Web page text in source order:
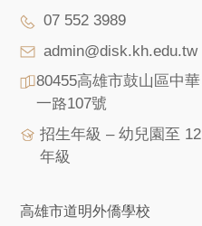
07 552 3989
admin@disk.kh.edu.tw
80455高雄市鼓山區中華
一路107號
招生年級 – 幼兒園至 12
年級
高雄市道明外僑學校